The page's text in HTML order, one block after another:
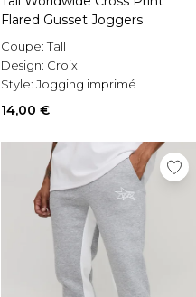
Flared Gusset Joggers
Coupe:Tall
Design: Croix
Style: Jogging imprimé
14,00 €